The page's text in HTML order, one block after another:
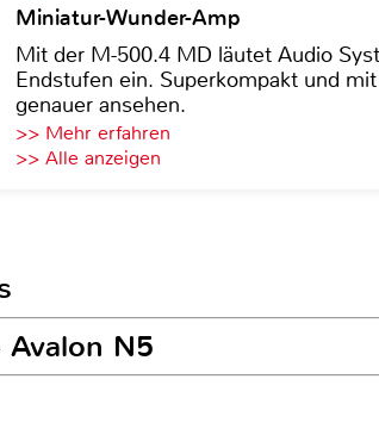
Miniatur-Wunder-Amp
Mit der M-500.4 MD läutet Audio
Endstufen ein. Superkompakt und
genauer ansehen.
>> Mehr erfahren
>> Alle anzeigen
N5